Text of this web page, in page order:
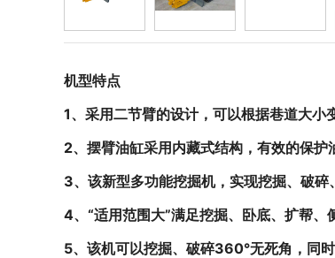
机型特点
1、采用二节臂的设计，可以根据巷道大小
2、 摆臂油缸采用内藏式结构，有效的保护
3、该新型多功能挖掘机，实现挖掘、 破碎
4、“适用范围大”满足挖掘、卧底、扩帮
5、该机可以挖掘、破碎360°无死角，同